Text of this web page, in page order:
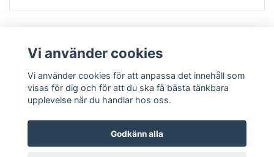
Kontakt ติดต่อ Vanliga frågor คำถามที่พบบ่อย
Vi använder cookies
Vi använder cookies för att anpassa det innehåll som
visas för dig och för att du ska få bästa tänkbara
upplevelse när du handlar hos oss.
Godkänn alla